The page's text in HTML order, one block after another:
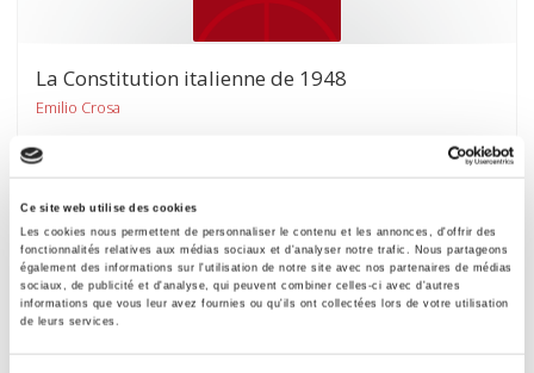
Ce site web utilise des cookies
Les cookies nous permettent de personnaliser le contenu et les annonces, d'offrir des
fonctionnalités relatives aux médias sociaux et d'analyser notre trafic. Nous partageons
également des informations sur l'utilisation de notre site avec nos partenaires de médias
sociaux, de publicité et d'analyse, qui peuvent combiner celles-ci avec d'autres
informations que vous leur avez fournies ou qu'ils ont collectées lors de votre utilisation
de leurs services.
La Constitution italienne de 1948
Emilio Crosa